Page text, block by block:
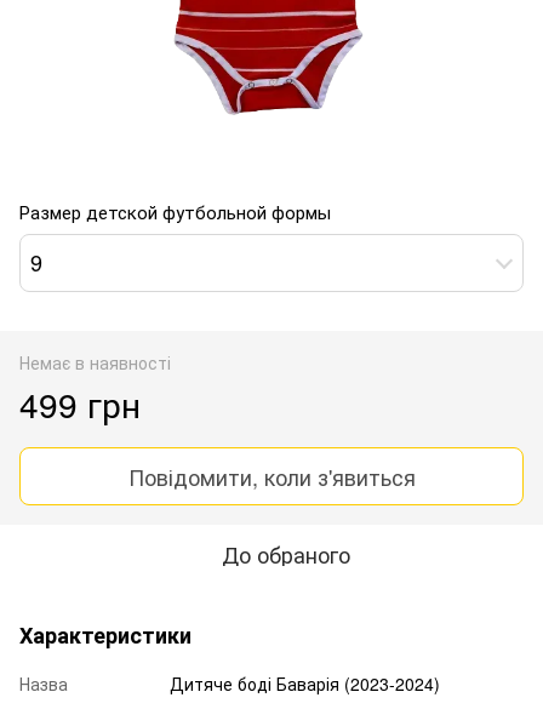
Размер детской футбольной формы
9
Немає в наявності
499 грн
Повідомити, коли з'явиться
До обраного
Характеристики
Назва Дитяче боді Баварія (2023-2024)